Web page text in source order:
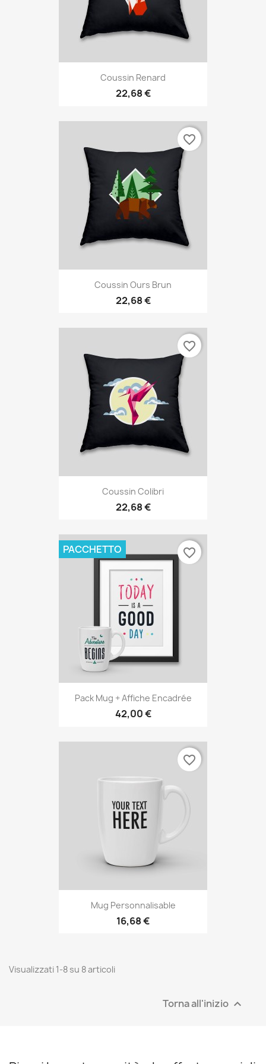
Coussin Renard
22,68 €
Coussin Ours Brun
22,68 €
favorite_border
Coussin Colibri
22,68 €
favorite_border
Pack Mug + Affiche Encadrée
42,00 €
PACCHETTO favorite_border
Mug Personnalisable
16,68 €
favorite_border
Visualizzati 1-8 su 8 articoli
Torna all'inizio 